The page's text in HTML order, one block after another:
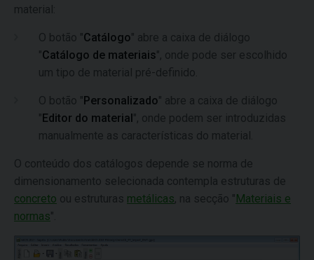
material:
O botão "Catálogo" abre a caixa de diálogo
"Catálogo de materiais", onde pode ser escolhido
um tipo de material pré-definido.
O botão "Personalizado" abre a caixa de diálogo
"Editor do material", onde podem ser introduzidas
manualmente as características do material.
O conteúdo dos catálogos depende se norma de
dimensionamento selecionada contempla estruturas de
concreto ou estruturas metálicas, na secção "Materiais e
normas".